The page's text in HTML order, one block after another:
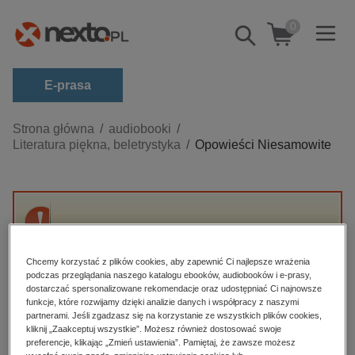
Pokaż/schowaj
wyszukiwarkę
0
E-prasa
Kategorie
Zobacz wszystkie E-prasa
budownictwo, aranżacja wnętrz
dzienniki
edukacja
hobby, sport, rozrywka
komputery, internet, technologie, informatyka
Strona główna
audiobooki
Literatura piękna, beletrystyka
Opowieści Niesamowite
Przepraszamy, ale produkt „Opowieści
High-contrast mode
Polecane
Chcemy korzystać z plików cookies, aby zapewnić Ci najlepsze wrażenia
podczas przeglądania naszego katalogu ebooków, audiobooków i e-prasy,
dostarczać spersonalizowane rekomendacje oraz udostępniać Ci najnowsze
funkcje, które rozwijamy dzięki analizie danych i współpracy z naszymi
partnerami. Jeśli zgadzasz się na korzystanie ze wszystkich plików cookies,
kliknij „Zaakceptuj wszystkie”. Możesz również dostosować swoje
preferencje, klikając „Zmień ustawienia”. Pamiętaj, że zawsze możesz